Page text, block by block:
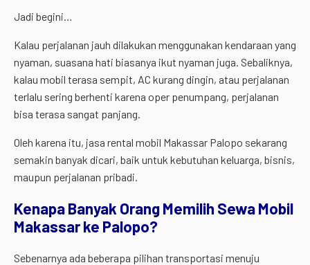
Jadi begini…
Kalau perjalanan jauh dilakukan menggunakan kendaraan yang
nyaman, suasana hati biasanya ikut nyaman juga. Sebaliknya,
kalau mobil terasa sempit, AC kurang dingin, atau perjalanan
terlalu sering berhenti karena oper penumpang, perjalanan
bisa terasa sangat panjang.
Oleh karena itu, jasa rental mobil Makassar Palopo sekarang
semakin banyak dicari, baik untuk kebutuhan keluarga, bisnis,
maupun perjalanan pribadi.
Kenapa Banyak Orang Memilih Sewa Mobil
Makassar ke Palopo?
Sebenarnya ada beberapa pilihan transportasi menuju